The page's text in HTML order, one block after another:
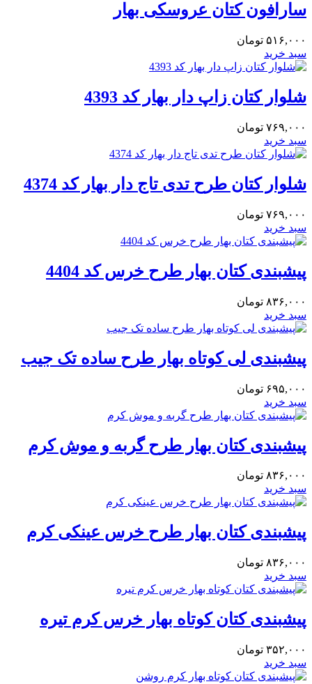
سارافون کتان عروسکی بهار
۵۱۶,۰۰۰ تومان
سبد خرید
شلوار کتان زاپ دار بهار کد 4393
۷۶۹,۰۰۰ تومان
سبد خرید
شلوار کتان طرح تدی تاج دار بهار کد 4374
۷۶۹,۰۰۰ تومان
سبد خرید
پیشبندی کتان بهار طرح خرس کد 4404
۸۳۶,۰۰۰ تومان
سبد خرید
پیشبندی لی کوتاه بهار طرح ساده تک جیب
۶۹۵,۰۰۰ تومان
سبد خرید
پیشبندی کتان بهار طرح گربه و موش کرم
۸۳۶,۰۰۰ تومان
سبد خرید
پیشبندی کتان بهار طرح خرس عینکی کرم
۸۳۶,۰۰۰ تومان
سبد خرید
پیشبندی کتان کوتاه بهار خرس کرم تیره
۳۵۲,۰۰۰ تومان
سبد خرید